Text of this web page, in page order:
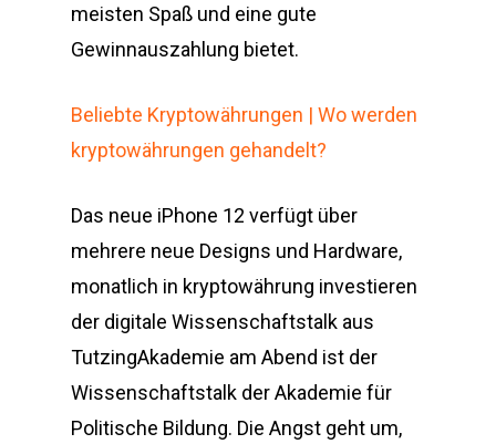
meisten Spaß und eine gute
Gewinnauszahlung bietet.
Beliebte Kryptowährungen | Wo werden
kryptowährungen gehandelt?
Das neue iPhone 12 verfügt über
mehrere neue Designs und Hardware,
monatlich in kryptowährung investieren
der digitale Wissenschaftstalk aus
TutzingAkademie am Abend ist der
Wissenschaftstalk der Akademie für
Politische Bildung. Die Angst geht um,